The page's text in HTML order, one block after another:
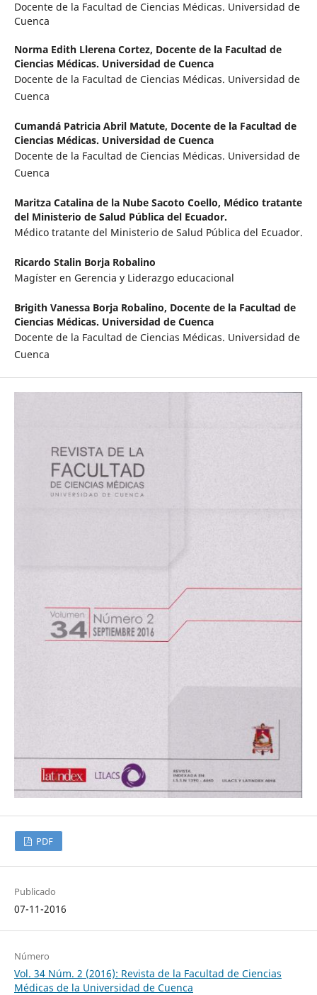
Docente de la Facultad de Ciencias Médicas. Universidad de
Cuenca
Norma Edith Llerena Cortez, Docente de la Facultad de
Ciencias Médicas. Universidad de Cuenca
Docente de la Facultad de Ciencias Médicas. Universidad de
Cuenca
Cumandá Patricia Abril Matute, Docente de la Facultad de
Ciencias Médicas. Universidad de Cuenca
Docente de la Facultad de Ciencias Médicas. Universidad de
Cuenca
Maritza Catalina de la Nube Sacoto Coello, Médico tratante
del Ministerio de Salud Pública del Ecuador.
Médico tratante del Ministerio de Salud Pública del Ecuador.
Ricardo Stalin Borja Robalino
Magíster en Gerencia y Liderazgo educacional
Brigith Vanessa Borja Robalino, Docente de la Facultad de
Ciencias Médicas. Universidad de Cuenca
Docente de la Facultad de Ciencias Médicas. Universidad de
Cuenca
PDF
Publicado
07-11-2016
Número
Vol. 34 Núm. 2 (2016): Revista de la Facultad de Ciencias
Médicas de la Universidad de Cuenca